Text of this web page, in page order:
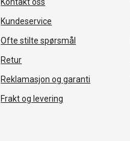
Kundeservice
Ofte stilte spørsmål
Retur
Reklamasjon og garanti
Frakt og levering